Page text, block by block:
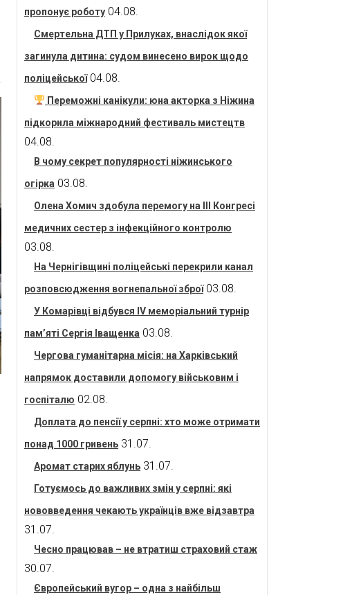
пропонує роботу 04.08.
Смертельна ДТП у Прилуках, внаслідок якої
загинула дитина: судом винесено вирок щодо
поліцейської 04.08.
Переможні канікули: юна акторка з Ніжина
підкорила міжнародний фестиваль мистецтв
04.08.
В чому секрет популярності ніжинського
огірка 03.08.
Олена Хомич здобула перемогу на ІІІ Конгресі
медичних сестер з інфекційного контролю
03.08.
На Чернігівщині поліцейські перекрили канал
розповсюдження вогнепальної зброї 03.08.
У Комарівці відбувся IV меморіальний турнір
пам’яті Сергія Іващенка 03.08.
Чергова гуманітарна місія: на Харківський
напрямок доставили допомогу військовим і
госпіталю 02.08.
Доплата до пенсії у серпні: хто може отримати
понад 1000 гривень 31.07.
Аромат старих яблунь 31.07.
Готуємось до важливих змін у серпні: які
нововведення чекають українців вже відзавтра
31.07.
Чесно працював – не втратиш страховий стаж
30.07.
Європейський вугор – одна з найбільш